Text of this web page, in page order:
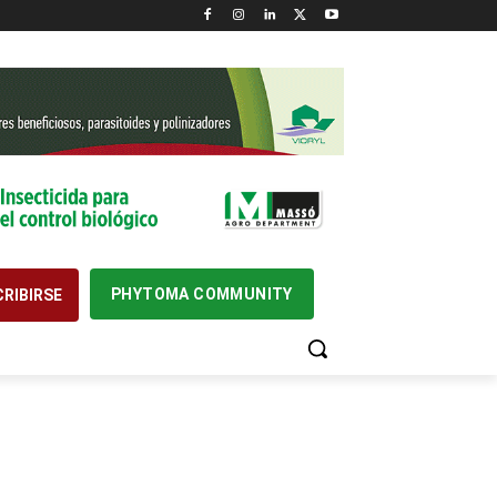
PHYTOMA COMMUNITY